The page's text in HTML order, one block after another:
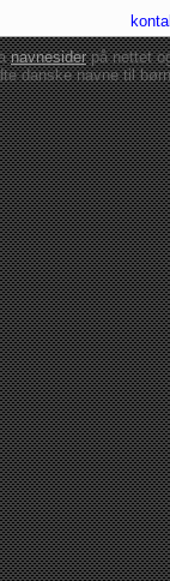
navnesiderpå nettet
danskenavne til børn